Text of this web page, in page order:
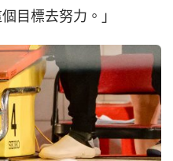
目標去努力。」